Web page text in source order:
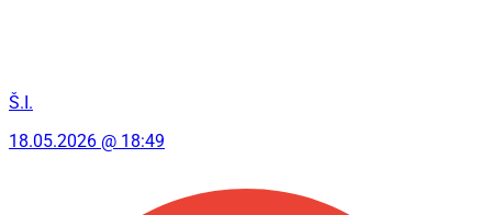
Š.I.
18.05.2026 @ 18:49